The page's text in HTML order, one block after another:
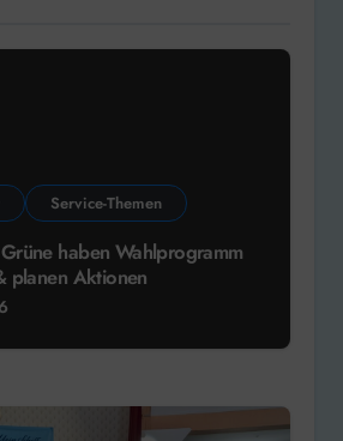
Service-Themen
haben Wahlprogramm
planen Aktionen